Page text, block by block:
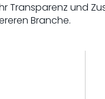
Transparenz und
Branche.